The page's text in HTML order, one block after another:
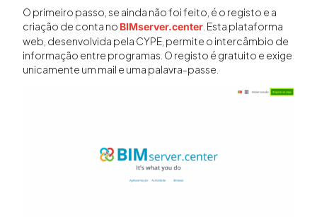
O primeiro passo, se ainda não foi feito, é o registo e a
criação de conta no BIMserver.center . Esta plataforma
web, desenvolvida pela CYPE, permite o intercâmbio de
informação entre programas. O registo é gratuito e exige
unicamente um mail e uma palavra-passe.